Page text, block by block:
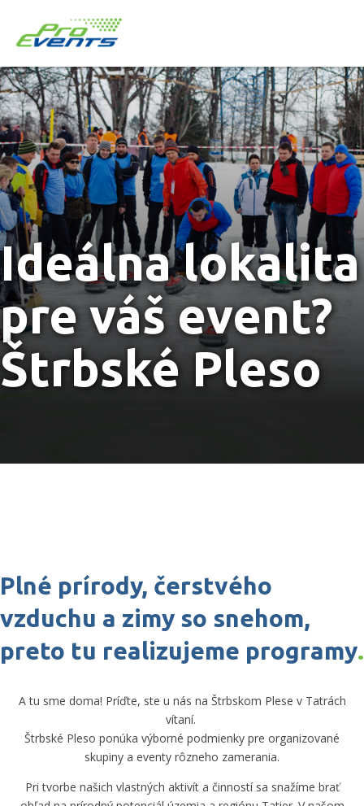
Ideálna lokalita
pre váš event?
Štrbské Pleso
Plné prírody, čerstvého
vzduchu a zimy so snehom,
preto tu realizujeme programy.
A tu sme doma! Príďte, ste u nás na Štrbskom Plese v Tatrách
vítaní.
Štrbské Pleso ponúka výborné podmienky pre organizované
skupiny a eventy rôzneho zamerania.
Pri tvorbe našich vlastných aktivít a činností sa snažíme brať